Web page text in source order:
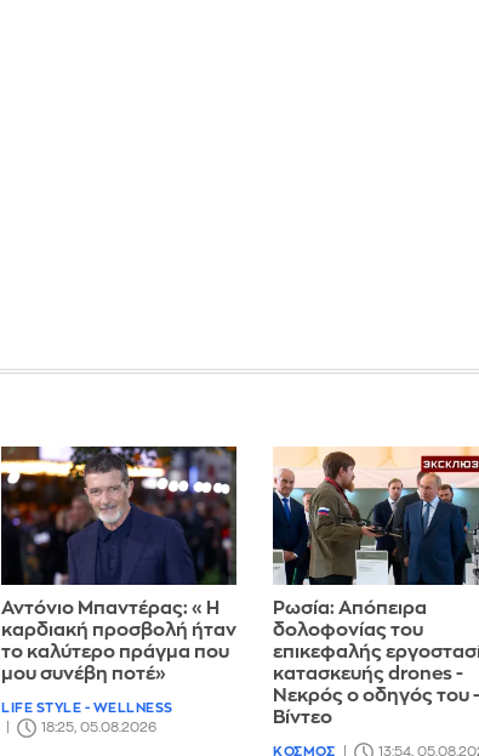
Αντόνιο Μπαντέρας: «Η
καρδιακή προσβολή ήταν
το καλύτερο πράγμα που
μου συνέβη ποτέ»
LIFE STYLE - WELLNESS
18:25, 05.08.2026
Ρωσία: Απόπειρα
δολοφονίας του
επικεφαλής
κατασκευής drones -
Νεκρός ο οδηγός του -
Βίντεο
ΚΟΣΜΟΣ 13:54,